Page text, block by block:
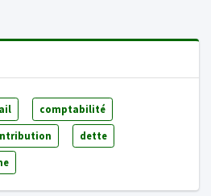
comptabilité
dette